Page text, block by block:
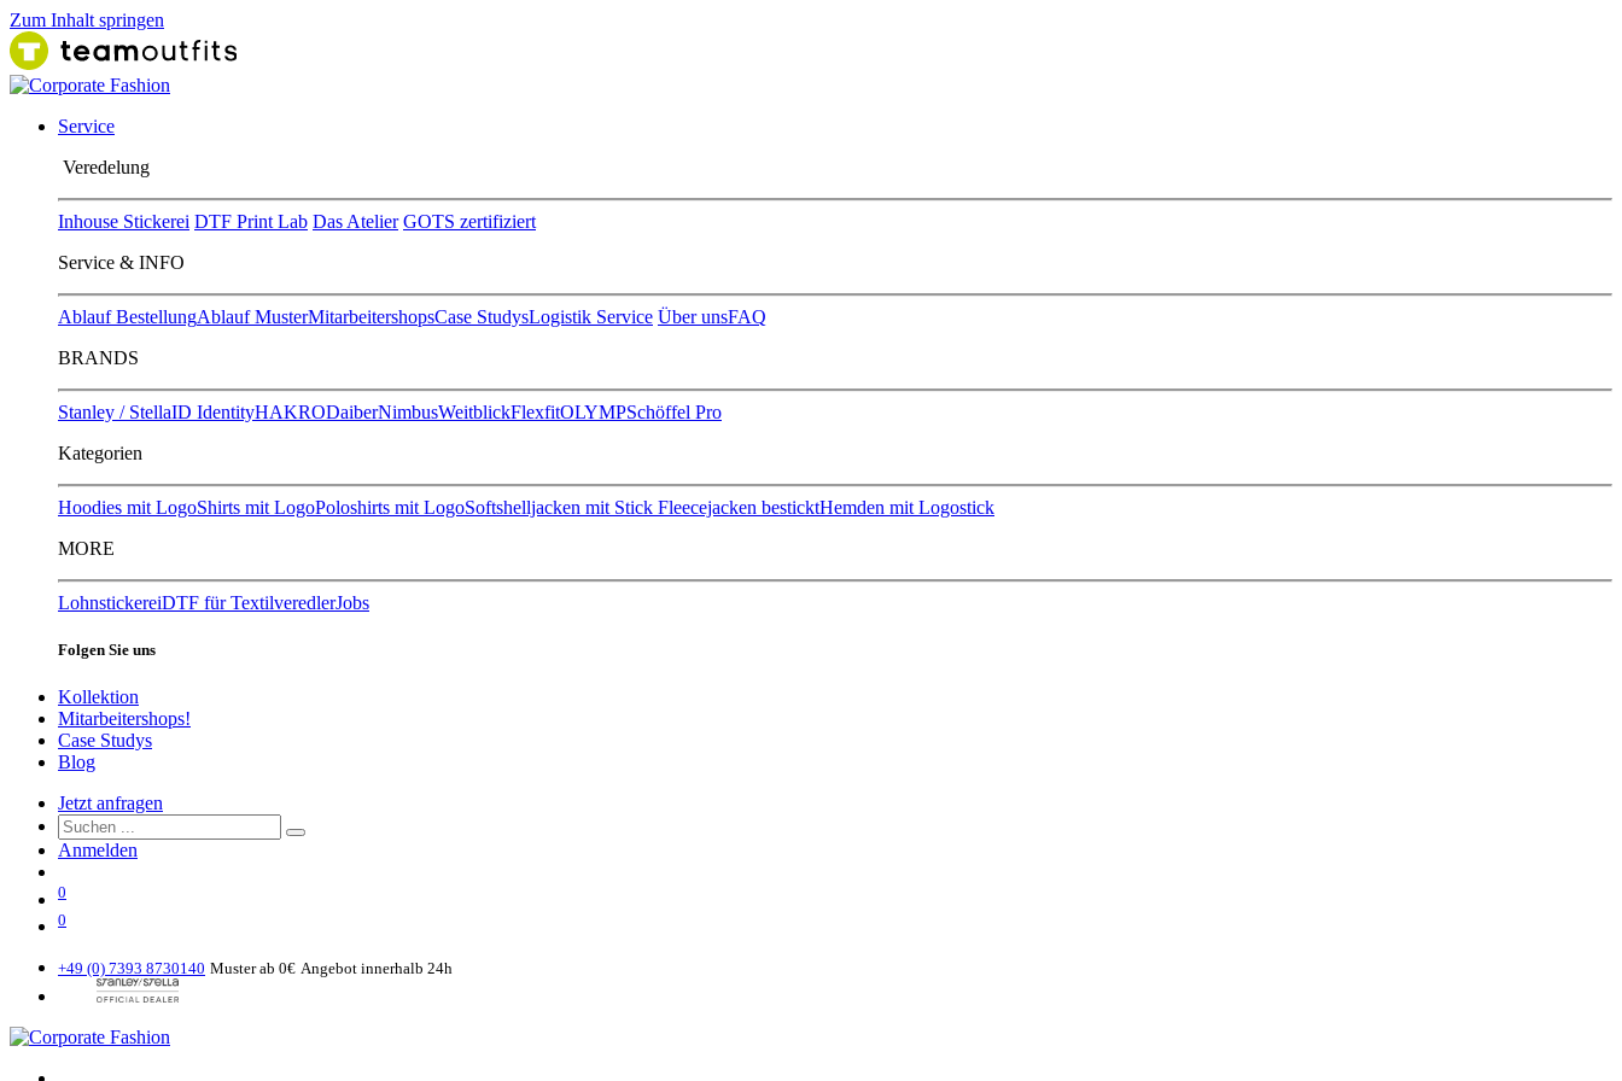
Zum Inhalt springen
Service
Ver​edelung
Inhouse Stickerei DTF Print Lab Das Atelier GOTS zertifiziert
Service & INFO
Ablauf BestellungAblauf MusterMitarbeitershopsCase StudysLogistik Service Über unsFAQ
BRANDS
Stanley / StellaID IdentityHAKRODaiberNimbusWeitblickFlexfitOLYMPSchöffel Pro
Kategorien
Hoodies mit LogoShirts mit LogoPoloshirts mit LogoSoftshelljacken mit Stick Fleecejacken besticktHemden mit Logostick
MORE
LohnstickereiDTF für TextilveredlerJobs
Folgen Sie uns
Kollektion
Mitarbeitershops!
Case Studys
Blog
Jetzt anfragen
Anmelden
0
0
+49 (0) 7393 8730140 Muster ab 0€ Angebot innerhalb 24h